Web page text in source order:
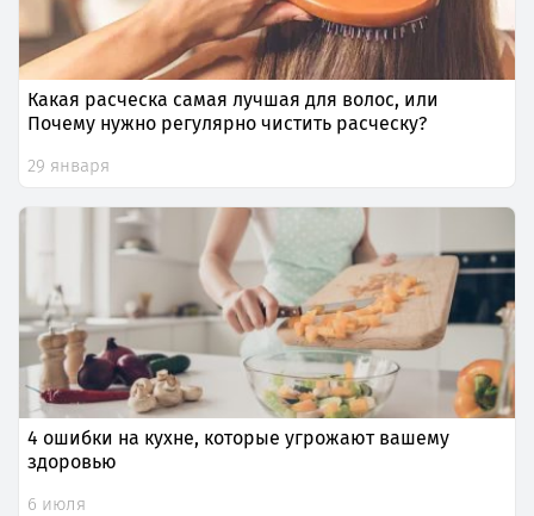
Какая расческа самая лучшая для волос, или
Почему нужно регулярно чистить расческу?
29 января
4 ошибки на кухне, которые угрожают вашему
здоровью
6 июля